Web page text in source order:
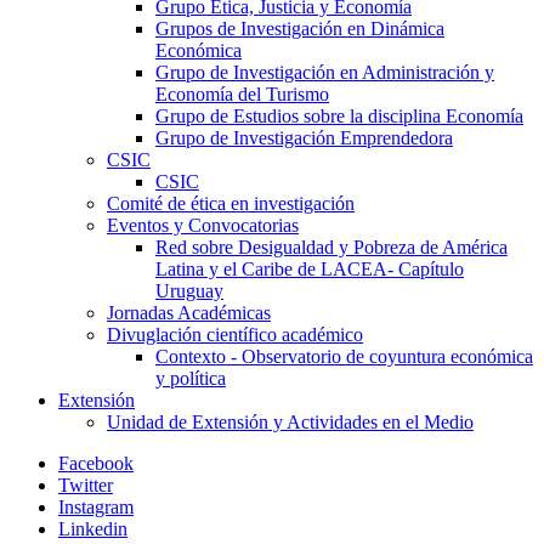
Grupo Ética, Justicia y Economía
Grupos de Investigación en Dinámica
Económica
Grupo de Investigación en Administración y
Economía del Turismo
Grupo de Estudios sobre la disciplina Economía
Grupo de Investigación Emprendedora
CSIC
CSIC
Comité de ética en investigación
Eventos y Convocatorias
Red sobre Desigualdad y Pobreza de América
Latina y el Caribe de LACEA- Capítulo
Uruguay
Jornadas Académicas
Divuglación científico académico
Contexto - Observatorio de coyuntura económica
y política
Extensión
Unidad de Extensión y Actividades en el Medio
Facebook
Twitter
Instagram
Linkedin